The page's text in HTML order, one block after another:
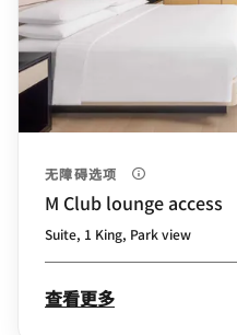
无障碍选项
M Club lounge access
Suite, 1 King, Park view
查看更多